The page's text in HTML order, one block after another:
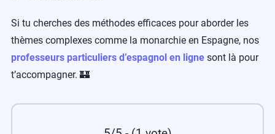
Si tu cherches des méthodes efficaces pour aborder les
thèmes complexes comme la monarchie en Espagne, nos
professeurs particuliers d’espagnol en ligne sont là pour
t’accompagner. 🏰